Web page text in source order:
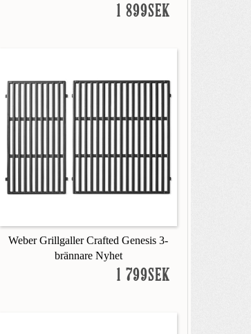
1 899SEK
Weber Grillgaller Crafted Genesis 3-
brännare Nyhet
1 799SEK